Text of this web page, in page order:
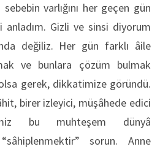
varlığını her geçen gün
Gizli ve sinsi diyorum
değiliz. Her gün farklı âile
ve bunlara çözüm bulmak
gerek, dikkatimize göründü.
birer izleyici, müşâhede edici
bu muhteşem dünyâ
sorun. Anne